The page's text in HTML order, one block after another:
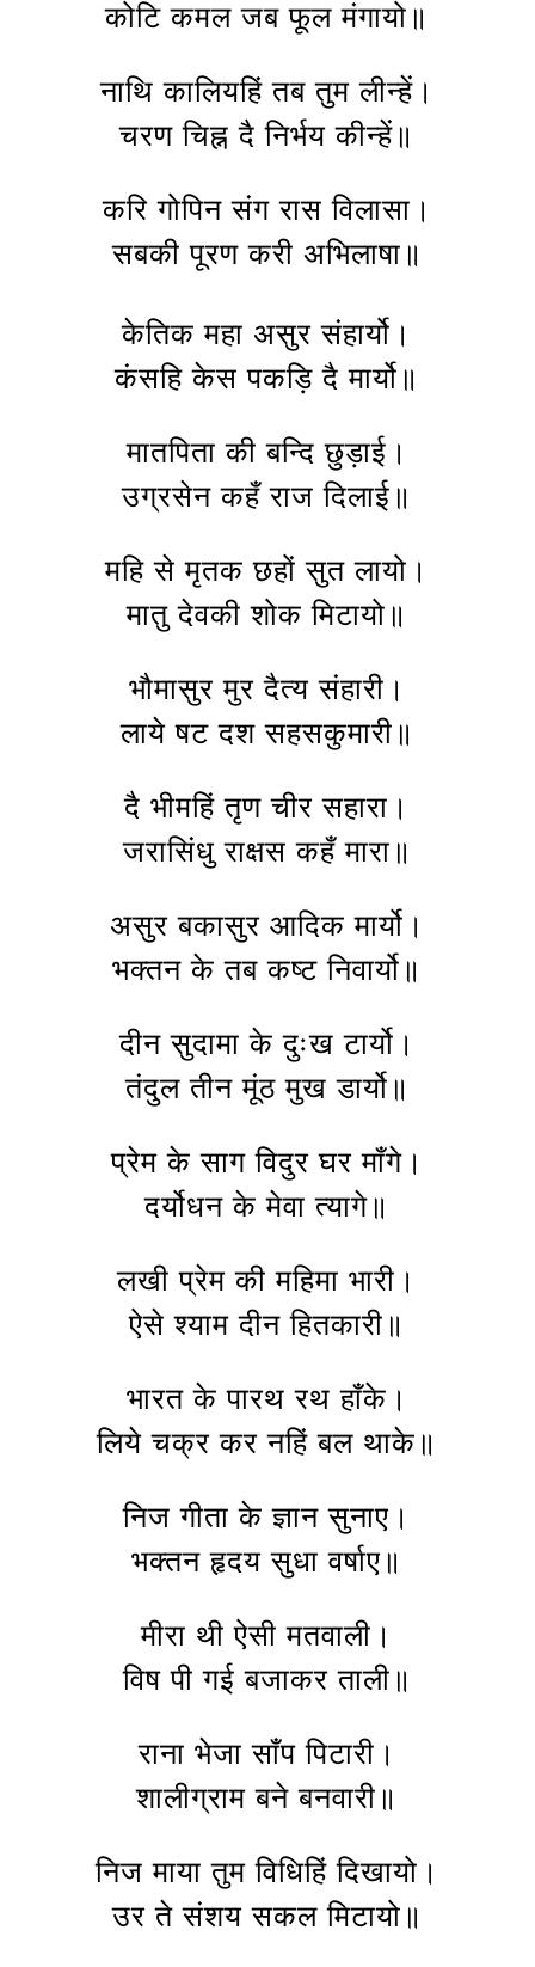
कोटि कमल जब फूल मंगायो॥
नाथि कालियहिं तब तुम लीन्हें।
चरण चिह्न दै निर्भय कीन्हें॥
करि गोपिन संग रास विलासा।
सबकी पूरण करी अभिलाषा॥
केतिक महा असुर संहार्यो।
कंसहि केस पकड़ि दै मार्यो॥
मातपिता की बन्दि छुड़ाई।
उग्रसेन कहँ राज दिलाई॥
महि से मृतक छहों सुत लायो।
मातु देवकी शोक मिटायो॥
भौमासुर मुर दैत्य संहारी।
लाये षट दश सहसकुमारी॥
दै भीमहिं तृण चीर सहारा।
जरासिंधु राक्षस कहँ मारा॥
असुर बकासुर आदिक मार्यो।
भक्तन के तब कष्ट निवार्यो॥
दीन सुदामा के दुःख टार्यो।
तंदुल तीन मूंठ मुख डार्यो॥
प्रेम के साग विदुर घर माँगे।
दर्योधन के मेवा त्यागे॥
लखी प्रेम की महिमा भारी।
ऐसे श्याम दीन हितकारी॥
भारत के पारथ रथ हाँके।
लिये चक्र कर नहिं बल थाके॥
निज गीता के ज्ञान सुनाए।
भक्तन हृदय सुधा वर्षाए॥
मीरा थी ऐसी मतवाली।
विष पी गई बजाकर ताली॥
राना भेजा साँप पिटारी।
शालीग्राम बने बनवारी॥
निज माया तुम विधिहिं दिखायो।
उर ते संशय सकल मिटायो॥